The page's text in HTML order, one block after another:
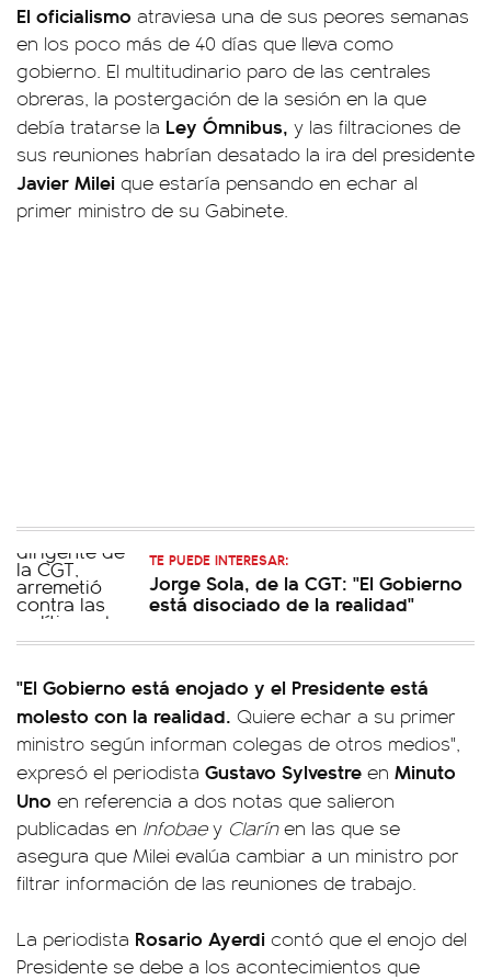
El oficialismo atraviesa una de sus peores semanas
en los poco más de 40 días que lleva como
gobierno. El multitudinario paro de las centrales
obreras, la postergación de la sesión en la que
debía tratarse la Ley Ómnibus, y las filtraciones de
sus reuniones habrían desatado la ira del presidente
Javier Milei que estaría pensando en echar al
primer ministro de su Gabinete.
TE PUEDE INTERESAR:
Jorge Sola, de la CGT: "El Gobierno
está disociado de la realidad"
"El Gobierno está enojado y el Presidente está
molesto con la realidad. Quiere echar a su primer
ministro según informan colegas de otros medios",
expresó el periodista Gustavo Sylvestre en Minuto
Uno en referencia a dos notas que salieron
publicadas en Infobaey Clarínen las que se
asegura que Milei evalúa cambiar a un ministro por
filtrar información de las reuniones de trabajo.
La periodista Rosario Ayerdi contó que el enojo del
Presidente se debe a los acontecimientos que